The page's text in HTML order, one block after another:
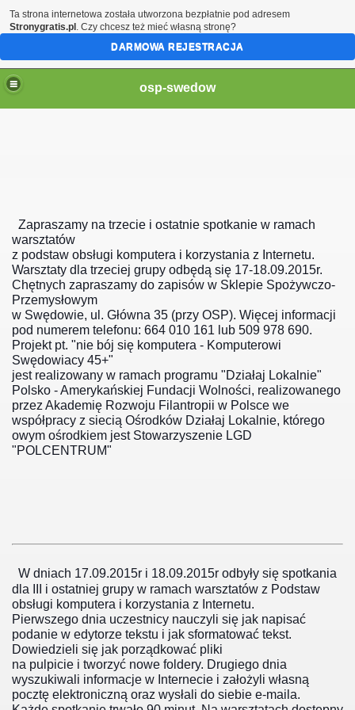
osp-swedow
Zapraszamy na trzecie i ostatnie spotkanie w ramach
warsztatów
z podstaw obsługi komputera i korzystania z Internetu.
Warsztaty dla trzeciej grupy odbędą się 17-18.09.2015r.
Chętnych zapraszamy do zapisów w Sklepie Spożywczo-
Przemysłowym
w Swędowie, ul. Główna 35 (przy OSP). Więcej informacji
pod numerem telefonu: 664 010 161 lub 509 978 690.
Projekt pt. "nie bój się komputera - Komputerowi
Swędowiacy 45+"
jest realizowany w ramach programu "Działaj Lokalnie"
Polsko - Amerykańskiej Fundacji Wolności, realizowanego
przez Akademię Rozwoju Filantropii w Polsce we
współpracy z siecią Ośrodków Działaj Lokalnie, którego
owym ośrodkiem jest Stowarzyszenie LGD
"POLCENTRUM"
W dniach 17.09.2015r i 18.09.2015r odbyły się spotkania
dla III i ostatniej grupy w ramach warsztatów z Podstaw
obsługi komputera i korzystania z Internetu.
Pierwszego dnia uczestnicy nauczyli się jak napisać
podanie w edytorze tekstu i jak sformatować tekst.
Dowiedzieli się jak porządkować pliki
na pulpicie i tworzyć nowe foldery. Drugiego dnia
wyszukiwali informacje w Internecie i założyli własną
pocztę elektroniczną oraz wysłali do siebie e-maila.
2016
Ta strona internetowa została utworzona bezpłatnie pod adresem
Stronygratis.pl . Czy chcesz też mieć własną stronę?
DARMOWA REJESTRACJA